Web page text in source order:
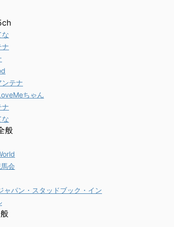
な
ナ
テナ
ちゃん
ナ
般
会
ャパン・スタッドブック・イン